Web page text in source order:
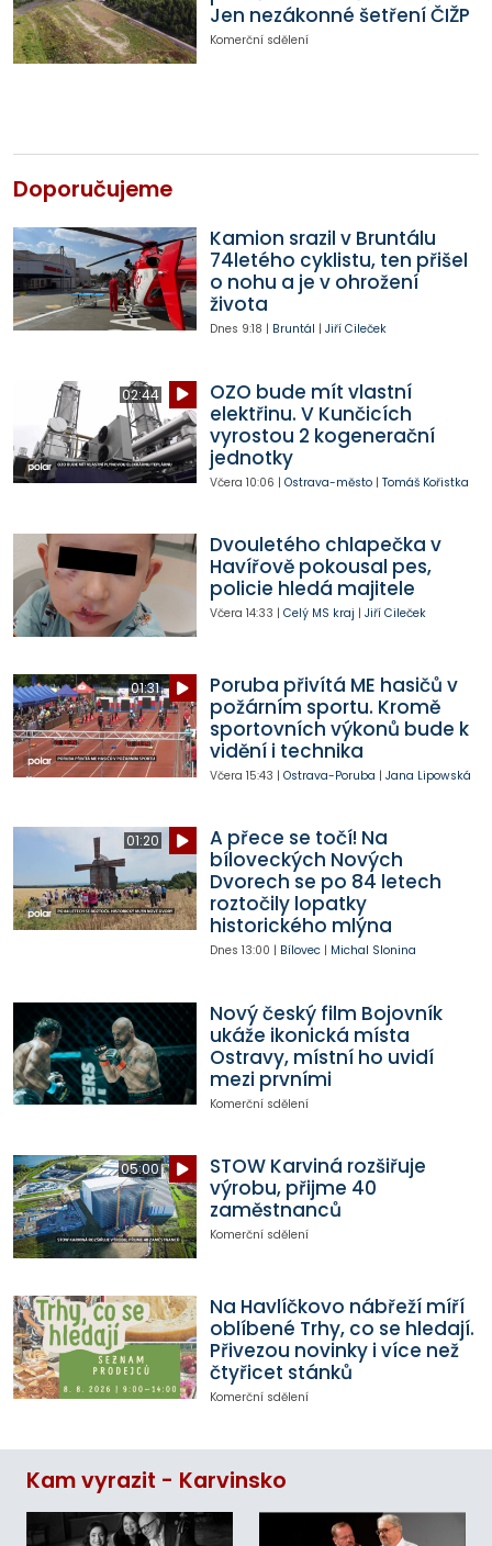
Jen nezákonné šetření ČIŽP
Komerční sdělení
Doporučujeme
Kamion srazil v Bruntálu
74letého cyklistu, ten přišel
o nohu a je v ohrožení
života
Dnes 9:18 | Bruntál | Jiří Cileček
02:44
OZO bude mít vlastní
elektřinu. V Kunčicích
vyrostou 2 kogenerační
jednotky
Včera 10:06 | Ostrava-město| Tomáš Kořistka
Dvouletého chlapečka v
Havířově pokousal pes,
policie hledá majitele
Včera 14:33 | Celý MS kraj | Jiří Cileček
01:31
Poruba přivítá ME hasičů v
požárním sportu. Kromě
sportovních výkonů bude k
vidění i technika
Včera 15:43 | Ostrava-Poruba | Jana Lipowská
01:20
A přece se točí! Na
bíloveckých Nových
Dvorech se po 84 letech
roztočily lopatky
historického mlýna
Dnes 13:00 | Bílovec| Michal Slonina
Nový český film Bojovník
ukáže ikonická místa
Ostravy, místní ho uvidí
mezi prvními
Komerční sdělení
05:00
STOW Karviná rozšiřuje
výrobu, přijme 40
zaměstnanců
Komerční sdělení
Na Havlíčkovo nábřeží míří
oblíbené Trhy, co se hledají.
Přivezou novinky i více než
čtyřicet stánků
Komerční sdělení
Kam vyrazit - Karvinsko